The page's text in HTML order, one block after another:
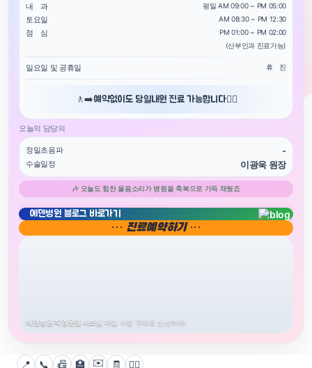
내 과 평일 AM 09:00 ~ PM 05:00
토요일 AM 08:30 ~ PM 12:30
점 심
PM 01:00 ~ PM 02:00
(산부인과 진료가능)
일요일 및 공휴일 휴 진
🚶‍➡️예약없이도 당일내원 진료 가능합니다🚶‍♀️
오늘의 담당의
정밀초음파 -
수술일정 이광욱 원장
🎶 오늘도 힘찬 울음소리가 병원을 축복으로 가득 채웠죠
에덴병원 블로그 바로가기
··· 진료예약하기 ···
에덴병원 직영운영 시스템 매일 아침 구매로 신선하게!
📍 📞 📠 🏥 ✉️ 🧾 👨‍⚕️